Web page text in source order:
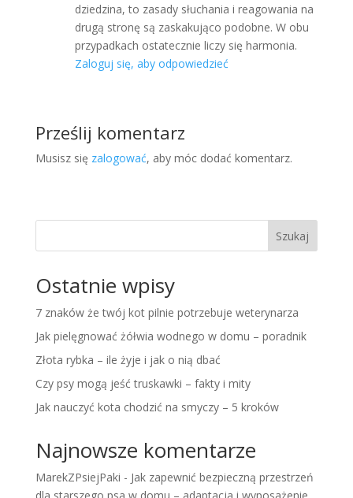
dziedzina, to zasady słuchania i reagowania na
drugą stronę są zaskakująco podobne. W obu
przypadkach ostatecznie liczy się harmonia.
Zaloguj się, aby odpowiedzieć
Prześlij komentarz
Musisz się zalogować, aby móc dodać komentarz.
Szukaj
Ostatnie wpisy
7 znaków że twój kot pilnie potrzebuje weterynarza
Jak pielęgnować żółwia wodnego w domu – poradnik
Złota rybka – ile żyje i jak o nią dbać
Czy psy mogą jeść truskawki – fakty i mity
Jak nauczyć kota chodzić na smyczy – 5 kroków
Najnowsze komentarze
MarekZPsiejPaki - Jak zapewnić bezpieczną przestrzeń